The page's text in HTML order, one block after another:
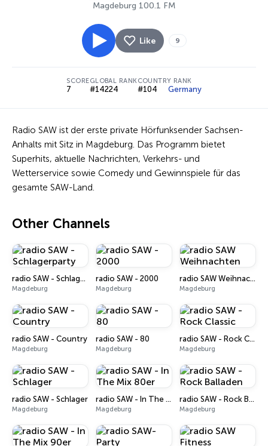
Magdeburg 100.1 FM
Like 9
SCORE
7
GLOBAL RANK
#14224
COUNTRY RANK
#104 Germany
Radio SAW ist der erste private Hörfunksender Sachsen-
Anhalts mit Sitz in Magdeburg. Das Programm bietet
Superhits, aktuelle Nachrichten, Verkehrs- und
Wetterservice sowie Comedy und Gewinnspiele für das
gesamte SAW-Land.
Other Channels
radio SAW - Schlagerparty
Magdeburg
radio SAW - 2000
Magdeburg
radio SAW Weihnachten
Magdeburg
radio SAW - Country
Magdeburg
radio SAW - 80
Magdeburg
radio SAW - Rock Classic
Magdeburg
radio SAW - Schlager
Magdeburg
radio SAW - In The Mix 80er
Magdeburg
radio SAW - Rock Balladen
Magdeburg